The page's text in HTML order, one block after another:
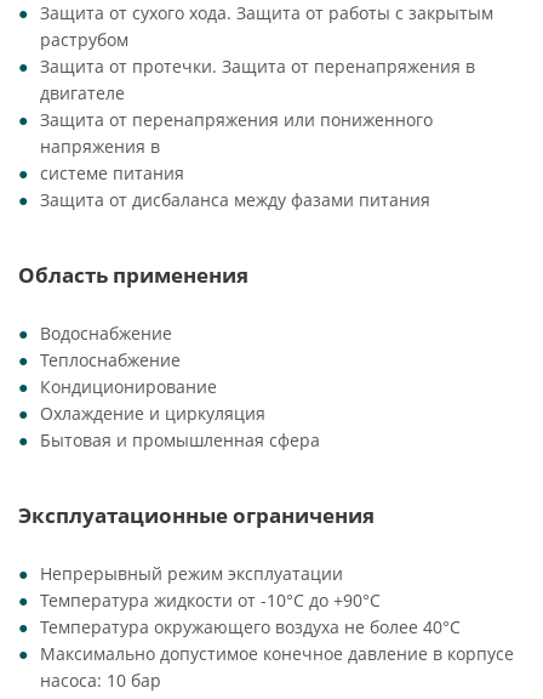
Защита от сухого хода. Защита от работы с закрытым
раструбом
Защита от протечки. Защита от перенапряжения в
двигателе
Защита от перенапряжения или пониженного
напряжения в
системе питания
Защита от дисбаланса между фазами питания
Область применения
Водоснабжение
Теплоснабжение
Кондиционирование
Охлаждение и циркуляция
Бытовая и промышленная сфера
Эксплуатационные ограничения
Непрерывный режим эксплуатации
Температура жидкости от -10°C до +90°C
Температура окружающего воздуха не более 40°C
Максимально допустимое конечное давление в корпусе
насоса: 10 бар